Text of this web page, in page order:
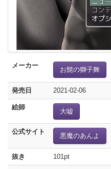
メーカー
お髭の獅子舞
発売日 2021-02-06
絵師
大嘘
公式サイト
悪魔のあんよ
抜き 101pt